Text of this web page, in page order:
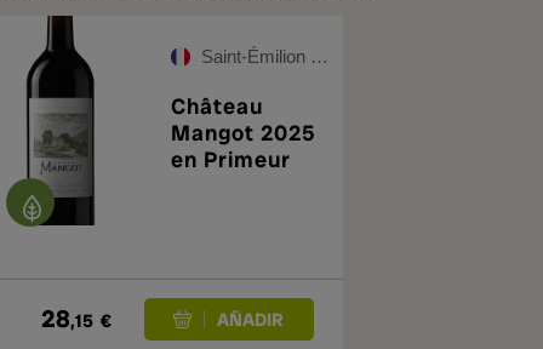
Saint-Émilion Grand Cru
Château
Mangot 2025
en Primeur
28,15 €